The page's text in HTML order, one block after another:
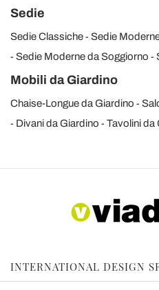
Sedie
Sedie Classiche
Sedie
Sedie Moderne da Soggiorno
Mobili da Giardino
Chaise-Longue da Giardino
Divani da Giardino
Tavolini da
INTERNATIONAL DESIGN